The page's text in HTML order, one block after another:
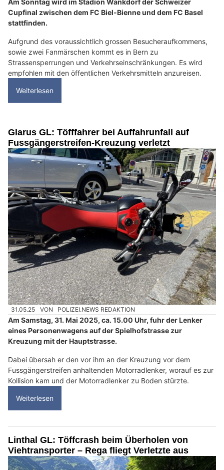
Cupfinal zwischen dem FC Biel-Bienne und dem FC Basel
stattfinden.
Aufgrund des voraussichtlich grossen Besucheraufkommens,
sowie zwei Fanmärschen kommt es in Bern zu
Strassensperrungen und Verkehrseinschränkungen. Es wird
empfohlen mit den öffentlichen Verkehrsmitteln anzureisen.
Weiterlesen
Glarus GL: Töfffahrer bei Auffahrunfall auf
Fussgängerstreifen-Kreuzung verletzt
31.05.25 VON POLIZEI.NEWS REDAKTION
Am Samstag, 31. Mai 2025, ca. 15.00 Uhr, fuhr der Lenker
eines Personenwagens auf der Spielhofstrasse zur
Kreuzung mit der Hauptstrasse.
Dabei übersah er den vor ihm an der Kreuzung vor dem
Fussgängerstreifen anhaltenden Motorradlenker, worauf es zur
Kollision kam und der Motorradlenker zu Boden stürzte.
Weiterlesen
Linthal GL: Töffcrash beim Überholen von
Viehtransporter – Rega fliegt Verletzte aus